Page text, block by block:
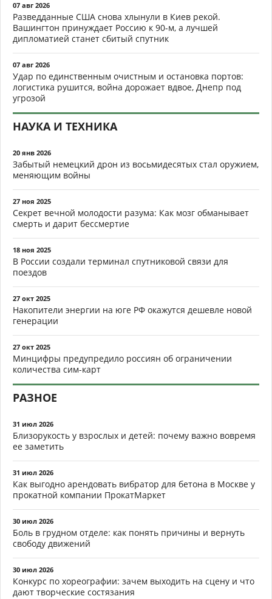
07 авг 2026
Разведданные США снова хлынули в Киев рекой.
Вашингтон принуждает Россию к 90-м, а лучшей
дипломатией станет сбитый спутник
07 авг 2026
Удар по единственным очистным и остановка портов:
логистика рушится, война дорожает вдвое, Днепр под
угрозой
НАУКА И ТЕХНИКА
20 янв 2026
Забытый немецкий дрон из восьмидесятых стал оружием,
меняющим войны
27 ноя 2025
Секрет вечной молодости разума: Как мозг обманывает
смерть и дарит бессмертие
18 ноя 2025
В России создали терминал спутниковой связи для
поездов
27 окт 2025
Накопители энергии на юге РФ окажутся дешевле новой
генерации
27 окт 2025
Минцифры предупредило россиян об ограничении
количества сим-карт
РАЗНОЕ
31 июл 2026
Близорукость у взрослых и детей: почему важно вовремя
ее заметить
31 июл 2026
Как выгодно арендовать вибратор для бетона в Москве у
прокатной компании ПрокатМаркет
30 июл 2026
Боль в грудном отделе: как понять причины и вернуть
свободу движений
30 июл 2026
Конкурс по хореографии: зачем выходить на сцену и что
дают творческие состязания